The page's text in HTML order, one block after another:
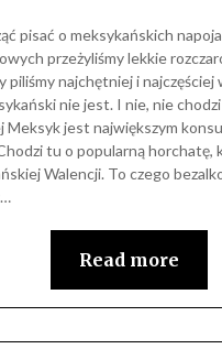
pisać o meksykańskich
przeżyliśmy lekkie
piliśmy najchętniej i
nie jest. I nie, nie
Meksyk jest największym
tu o popularną horchatę,
Walencji. To czego
Read more